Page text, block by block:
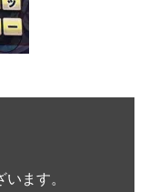
ます。